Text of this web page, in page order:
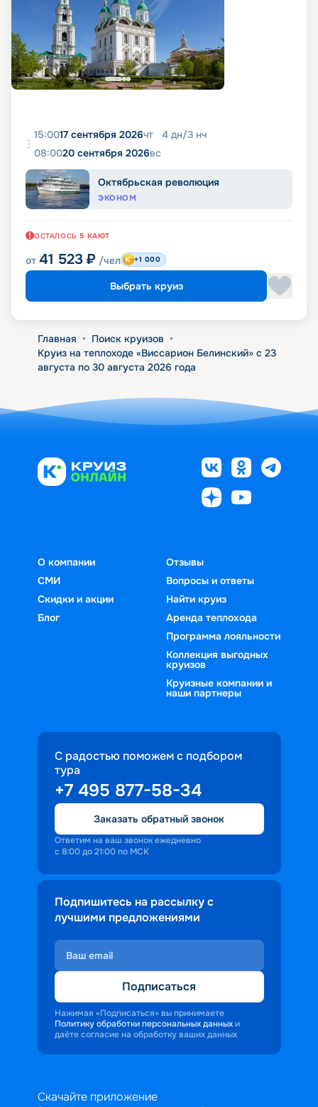
15:0017 сентября 2026чт 4 дн/3 нч
08:0020 сентября 2026вс
Октябрьская революция
ЭКОНОМ
ОСТАЛОСЬ 5 КАЮТ
от 41 523 ₽ /чел +1 000
Выбрать круиз
Главная • Поиск круизов •
Круиз на теплоходе «Виссарион Белинский» с 23
августа по 30 августа 2026 года
О компании
СМИ
Скидки и акции
Блог
Отзывы
Вопросы и ответы
Найти круиз
Аренда теплохода
Программа лояльности
Коллекция выгодных
круизов
Круизные компании и
наши партнеры
С радостью поможем с подбором
тура
+7 495 877-58-34
Заказать обратный звонок
Ответим на ваш звонок ежедневно
с 8:00 до 21:00 по МСК
Подпишитесь на рассылку с
лучшими предложениями
Подписаться
Нажимая «Подписаться» вы принимаете
Политику обработки персональных данных и
даёте согласие на обработку ваших данных
Скачайте приложение